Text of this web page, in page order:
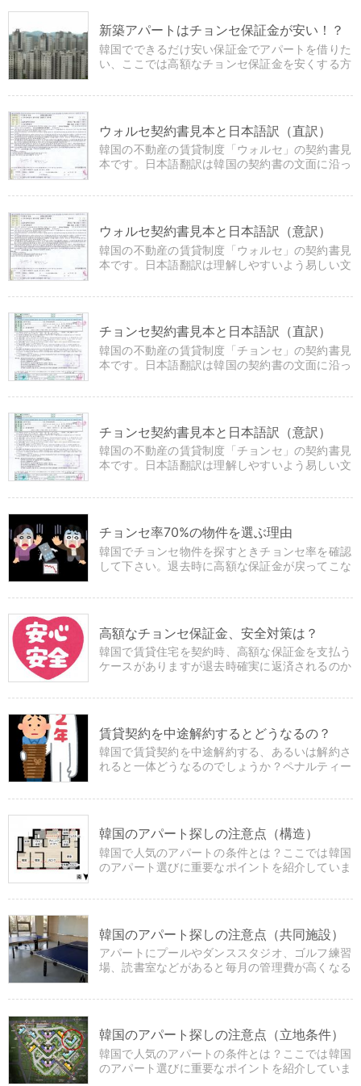
新築アパートはチョンセ保証金が安い！？
韓国でできるだけ安い保証金でアパートを借りた
い、ここでは高額なチョンセ保証金を安くする方
ウォルセ契約書見本と日本語訳（直訳）
韓国の不動産の賃貸制度「ウォルセ」の契約書見
本です。日本語翻訳は韓国の契約書の文面に沿っ
ウォルセ契約書見本と日本語訳（意訳）
韓国の不動産の賃貸制度「ウォルセ」の契約書見
本です。日本語翻訳は理解しやすいよう易しい文
チョンセ契約書見本と日本語訳（直訳）
韓国の不動産の賃貸制度「チョンセ」の契約書見
本です。日本語翻訳は韓国の契約書の文面に沿っ
チョンセ契約書見本と日本語訳（意訳）
韓国の不動産の賃貸制度「チョンセ」の契約書見
本です。日本語翻訳は理解しやすいよう易しい文
チョンセ率70%の物件を選ぶ理由
韓国でチョンセ物件を探すときチョンセ率を確認
して下さい。退去時に高額な保証金が戻ってこな
高額なチョンセ保証金、安全対策は？
韓国で賃貸住宅を契約時、高額な保証金を支払う
ケースがありますが退去時確実に返済されるのか
介します。
賃貸契約を中途解約するとどうなるの？
韓国で賃貸契約を中途解約する、あるいは解約さ
れると一体どうなるのでしょうか？ペナルティー
韓国のアパート探しの注意点（構造）
韓国で人気のアパートの条件とは？ここでは韓国
のアパート選びに重要なポイントを紹介していま
韓国のアパート探しの注意点（共同施設）
アパートにプールやダンススタジオ、ゴルフ練習
場、読書室などがあると毎月の管理費が高くなる
韓国のアパート探しの注意点（立地条件）
韓国で人気のアパートの条件とは？ここでは韓国
のアパート選びに重要なポイントを紹介していま